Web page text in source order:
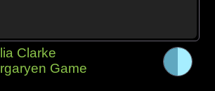
Clarke
Game